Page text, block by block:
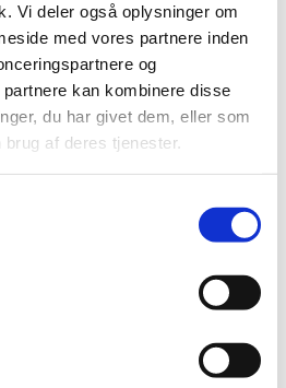
Vi deler også oplysninger om
med vores partnere inden
og
kan kombinere disse
du har givet dem, eller som
af deres tjenester.
til den næste fireårsperiode
Vi skal stadig
samt driften af
af en kirke- og
rigtig kommet gang i
små. Konfirmander samt
daglig deltagelse af forældre
Menighedsråd